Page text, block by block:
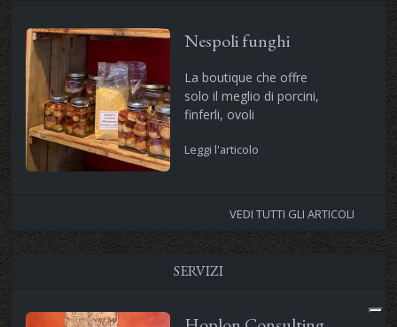
Nespoli funghi
La boutique che offre
solo il meglio di porcini,
finferli, ovoli
Leggi l'articolo
VEDI TUTTI GLI ARTICOLI
SERVIZI